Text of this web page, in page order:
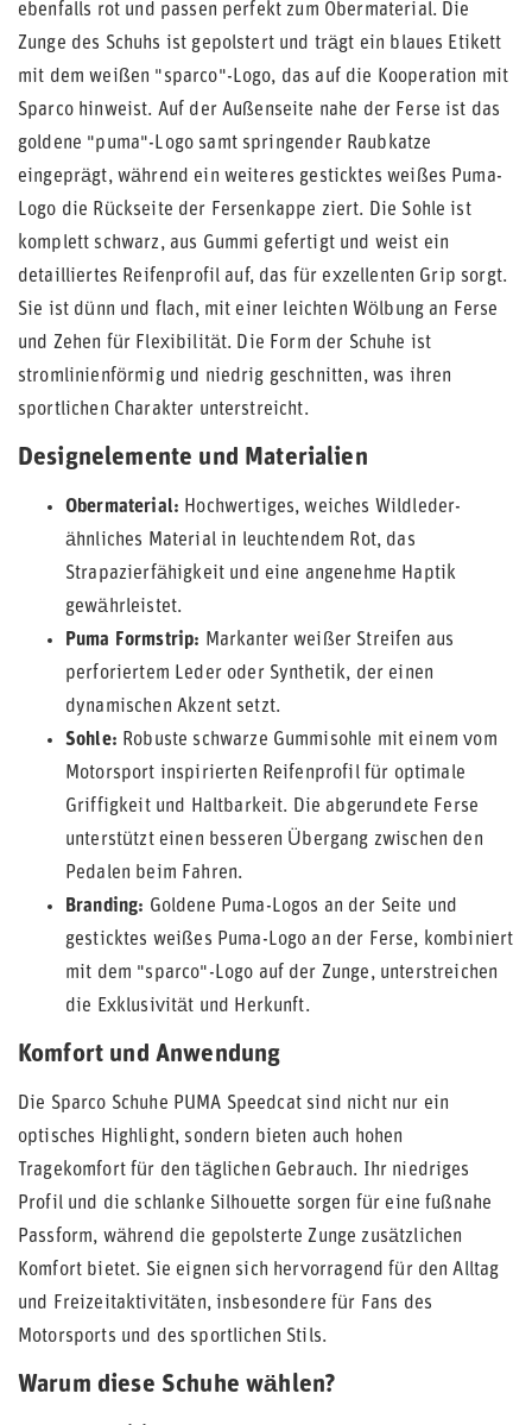
ebenfalls rot und passen perfekt zum Obermaterial. Die
Zunge des Schuhs ist gepolstert und trägt ein blaues Etikett
mit dem weißen "sparco"-Logo, das auf die Kooperation mit
Sparco hinweist. Auf der Außenseite nahe der Ferse ist das
goldene "puma"-Logo samt springender Raubkatze
eingeprägt, während ein weiteres gesticktes weißes Puma-
Logo die Rückseite der Fersenkappe ziert. Die Sohle ist
komplett schwarz, aus Gummi gefertigt und weist ein
detailliertes Reifenprofil auf, das für exzellenten Grip sorgt.
Sie ist dünn und flach, mit einer leichten Wölbung an Ferse
und Zehen für Flexibilität. Die Form der Schuhe ist
stromlinienförmig und niedrig geschnitten, was ihren
sportlichen Charakter unterstreicht.
Designelemente und Materialien
Obermaterial: Hochwertiges, weiches Wildleder-
ähnliches Material in leuchtendem Rot, das
Strapazierfähigkeit und eine angenehme Haptik
gewährleistet.
Puma Formstrip: Markanter weißer Streifen aus
perforiertem Leder oder Synthetik, der einen
dynamischen Akzent setzt.
Sohle: Robuste schwarze Gummisohle mit einem vom
Motorsport inspirierten Reifenprofil für optimale
Griffigkeit und Haltbarkeit. Die abgerundete Ferse
unterstützt einen besseren Übergang zwischen den
Pedalen beim Fahren.
Branding: Goldene Puma-Logos an der Seite und
gesticktes weißes Puma-Logo an der Ferse, kombiniert
mit dem "sparco"-Logo auf der Zunge, unterstreichen
die Exklusivität und Herkunft.
Komfort und Anwendung
Die Sparco Schuhe PUMA Speedcat sind nicht nur ein
optisches Highlight, sondern bieten auch hohen
Tragekomfort für den täglichen Gebrauch. Ihr niedriges
Profil und die schlanke Silhouette sorgen für eine fußnahe
Passform, während die gepolsterte Zunge zusätzlichen
Komfort bietet. Sie eignen sich hervorragend für den Alltag
und Freizeitaktivitäten, insbesondere für Fans des
Motorsports und des sportlichen Stils.
Warum diese Schuhe wählen?